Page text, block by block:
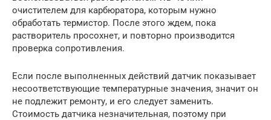
очистителем для карбюратора, которым нужно
обработать термистор. После этого ждем, пока
растворитель просохнет, и повторно производится
проверка сопротивления.
Если после выполненных действий датчик показывает
несоответствующие температурные значения, значит он
не подлежит ремонту, и его следует заменить.
Стоимость датчика незначительная, поэтому при